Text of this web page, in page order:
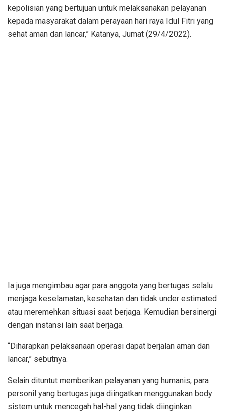
kepolisian yang bertujuan untuk melaksanakan pelayanan
kepada masyarakat dalam perayaan hari raya Idul Fitri yang
sehat aman dan lancar,” Katanya, Jumat (29/4/2022).
Ia juga mengimbau agar para anggota yang bertugas selalu
menjaga keselamatan, kesehatan dan tidak under estimated
atau meremehkan situasi saat berjaga. Kemudian bersinergi
dengan instansi lain saat berjaga.
“Diharapkan pelaksanaan operasi dapat berjalan aman dan
lancar,” sebutnya.
Selain dituntut memberikan pelayanan yang humanis, para
personil yang bertugas juga diingatkan menggunakan body
sistem untuk mencegah hal-hal yang tidak diinginkan